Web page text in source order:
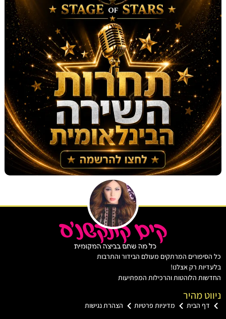
המרתקים מעולם הבידור והתרבות
רק אצלנו!
הלוהטות והרכילות המפתיעות
מהיר
הבית מדיניות פרטיות הצהרת נגישות